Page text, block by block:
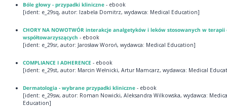
Bóle głowy - przypadki kliniczne- ebook
[ident: e_29sq, autor: Izabela Domitrz, wydawca: Medical Education]
CHORY NA NOWOTWÓR interakcje analgetyków i leków stosowanych w terapii
współtowarzyszących - ebook
[ident: e_29sr, autor: Jarosław Woroń, wydawca: Medical Education]
COMPLIANCE I ADHERENCE - ebook
[ident: e_29st, autor: Marcin Wełnicki, Artur Mamcarz, wydawca: Medical
Dermatologia - wybrane przypadki kliniczne- ebook
[ident: e_29sw, autor: Roman Nowicki, Aleksandra Wilkowska, wydawca:
Education]